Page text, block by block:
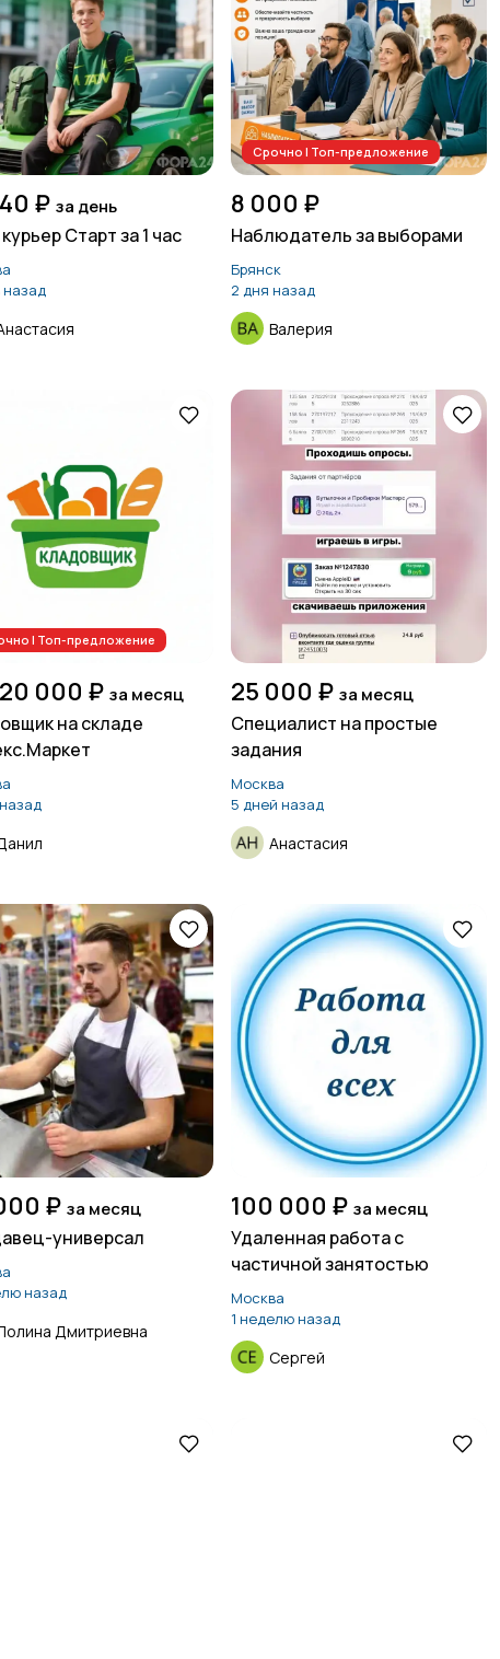
₽ за день
Старт за 1 час
назад
Срочно | Топ-предложение
8 000 ₽
Наблюдатель за выборами
Брянск
2 дня назад
Валерия
| Топ-предложение
000 ₽ за месяц
на складе
25 000 ₽ за месяц
Специалист на простые
задания
Москва
5 дней назад
Анастасия
₽ за месяц
универсал
назад
Дмитриевна
100 000 ₽ за месяц
Удаленная работа с
частичной занятостью
Москва
1 неделю назад
Сергей